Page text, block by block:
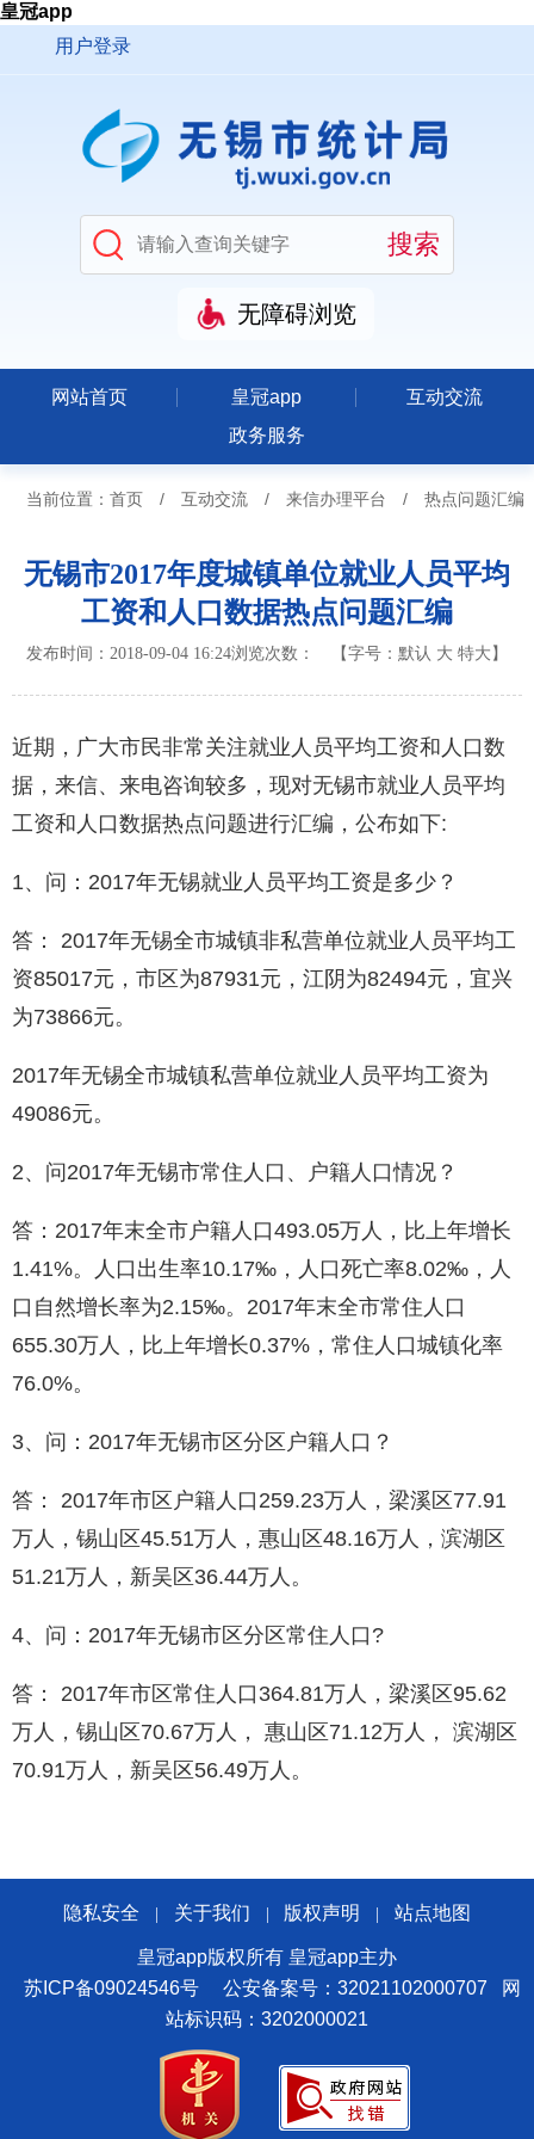
皇冠app
用户登录
无障碍浏览
网站首页 皇冠app
互动交流
政务服务
当前位置： 首页 / 互动交流 / 来信办理平台 / 热点问题汇编
无锡市2017年度城镇单位就业人员平均
工资和人口数据热点问题汇编
发布时间：2018-09-04 16:24浏览次数： 【字号： 默认 大 特大 】
近期，广大市民非常关注就业人员平均工资和人口数
据，来信、来电咨询较多，现对无锡市就业人员平均
工资和人口数据热点问题进行汇编，公布如下:
1、问：2017年无锡就业人员平均工资是多少？
答： 2017年无锡全市城镇非私营单位就业人员平均工
资85017元，市区为87931元，江阴为82494元，宜兴
为73866元。
2017年无锡全市城镇私营单位就业人员平均工资为
49086元。
2、问2017年无锡市常住人口、户籍人口情况？
答：2017年末全市户籍人口493.05万人，比上年增长
1.41%。人口出生率10.17‰，人口死亡率8.02‰，人
口自然增长率为2.15‰。2017年末全市常住人口
655.30万人，比上年增长0.37%，常住人口城镇化率
76.0%。
3、问：2017年无锡市区分区户籍人口？
答： 2017年市区户籍人口259.23万人，梁溪区77.91
万人，锡山区45.51万人，惠山区48.16万人，滨湖区
51.21万人，新吴区36.44万人。
4、问：2017年无锡市区分区常住人口?
答： 2017年市区常住人口364.81万人，梁溪区95.62
万人，锡山区70.67万人， 惠山区71.12万人， 滨湖区
70.91万人，新吴区56.49万人。
隐私安全 关于我们 版权声明 站点地图
皇冠app版权所有 皇冠app主办
苏ICP备09024546号
公安备案号：32021102000707
网
站标识码：3202000021